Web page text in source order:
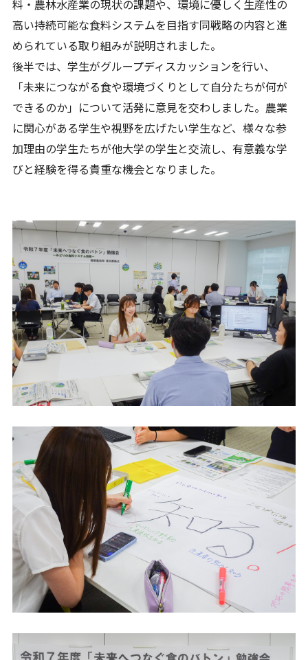
料・農林水産業の現状の課題や、環境に優しく生産性の
高い持続可能な食料システムを目指す同戦略の内容と進
められている取り組みが説明されました。
後半では、学生がグループディスカッションを行い、
「未来につながる食や環境づくりとして自分たちが何が
できるのか」について活発に意見を交わしました。農業
に関心がある学生や視野を広げたい学生など、様々な参
加理由の学生たちが他大学の学生と交流し、有意義な学
びと経験を得る貴重な機会となりました。